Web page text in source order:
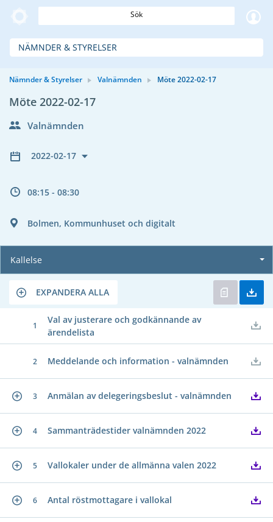
Sök
NÄMNDER & STYRELSER
Nämnder & Styrelser Valnämnden Möte 2022-02-17
Möte 2022-02-17
Valnämnden
2022-02-17
08:15 - 08:30
Bolmen, Kommunhuset och digitalt
Kallelse
EXPANDERA ALLA
1
Val av justerare och godkännande av
ärendelista
2 Meddelande och information - valnämnden
3 Anmälan av delegeringsbeslut - valnämnden
4 Sammanträdestider valnämnden 2022
5 Vallokaler under de allmänna valen 2022
6 Antal röstmottagare i vallokal